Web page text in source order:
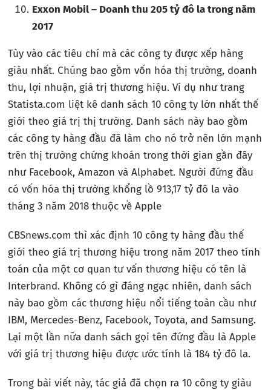
Exxon Mobil – Doanh thu 205 tỷ đô la trong năm
2017
Tùy vào các tiêu chí mà các công ty được xếp hàng
giàu nhất. Chúng bao gồm vốn hóa thị trường, doanh
thu, lợi nhuận, giá trị thương hiệu. Ví dụ như trang
Statista.com liệt kê danh sách 10 công ty lớn nhất thế
giới theo giá trị thị trường. Danh sách này bao gồm
các công ty hàng đầu đã làm cho nó trở nên lớn mạnh
trên thị trường chứng khoán trong thời gian gần đây
như Facebook, Amazon và Alphabet. Người đứng đầu
có vốn hóa thị trường khổng lồ 913,17 tỷ đô la vào
tháng 3 năm 2018 thuộc về Apple
CBSnews.com thì xác định 10 công ty hàng đầu thế
giới theo giá trị thương hiệu trong năm 2017 theo tính
toán của một cơ quan tư vấn thương hiệu có tên là
Interbrand. Không có gì đáng ngạc nhiên, danh sách
này bao gồm các thương hiệu nổi tiếng toàn cầu như
IBM, Mercedes-Benz, Facebook, Toyota, and Samsung.
Lại một lần nữa danh sách gọi tên đứng đầu là Apple
với giá trị thương hiệu được ước tính là 184 tỷ đô la.
Trong bài viết này, tác giả đã chọn ra 10 công ty giàu